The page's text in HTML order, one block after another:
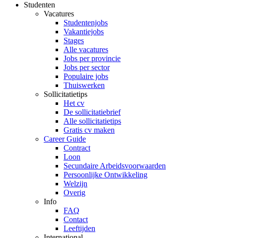
Studenten
Vacatures
Studentenjobs
Vakantiejobs
Stages
Alle vacatures
Jobs per provincie
Jobs per sector
Populaire jobs
Thuiswerken
Sollicitatietips
Het cv
De sollicitatiebrief
Alle sollicitatietips
Gratis cv maken
Career Guide
Contract
Loon
Secundaire Arbeidsvoorwaarden
Persoonlijke Ontwikkeling
Welzijn
Overig
Info
FAQ
Contact
Leeftijden